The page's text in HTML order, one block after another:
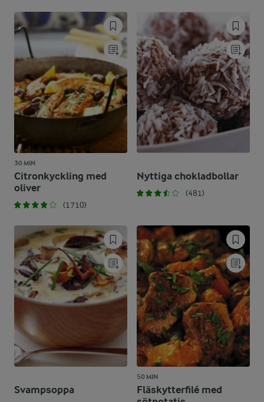
30 MIN
Citronkyckling med
oliver
(1710)
Nyttiga chokladbollar
(481)
Svampsoppa
50 MIN
Fläskytterfilé med